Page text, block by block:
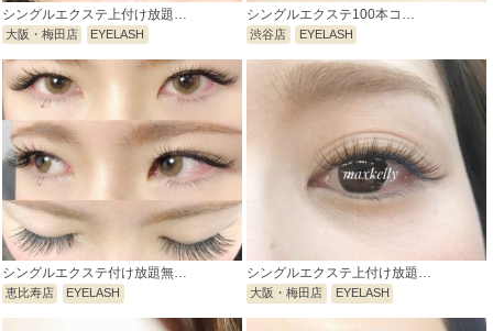
シングルエクステ上付け放題…
大阪・梅田店 EYELASH
シングルエクステ100本コ…
渋谷店 EYELASH
シングルエクステ付け放題無…
恵比寿店 EYELASH
シングルエクステ上付け放題…
大阪・梅田店 EYELASH